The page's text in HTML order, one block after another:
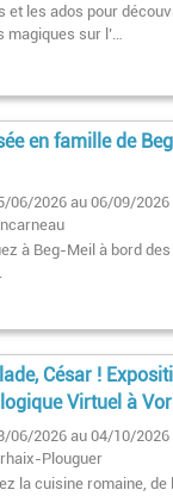
et les ados pour
magiques sur l’…
en famille de
06/2026 au 06/09/2026
à Beg-Meil à bord
César !
Virtuel à
06/2026 au 04/10/2026
Plouguer
la cuisine romaine,